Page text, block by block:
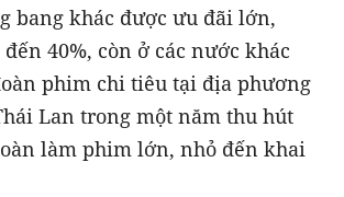
bang khác được ưu đãi lớn,
40%, còn ở các nước khác
phim chi tiêu tại địa phương
Lan trong một năm thu hút
làm phim lớn, nhỏ đến khai